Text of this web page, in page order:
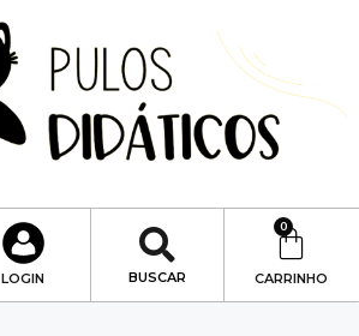
LOGIN BUSCAR
0
CARRINHO